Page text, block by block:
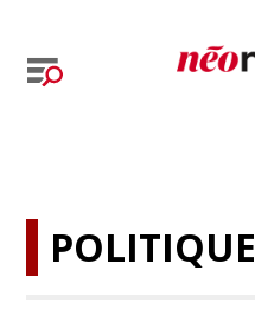
POLITIQUE